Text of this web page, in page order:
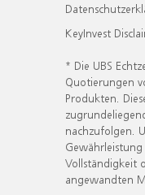
KeyInvest
* Die UBS
Quotierungen
Produkten.
nachzufolgen.
Vollständigkeit
angewandten